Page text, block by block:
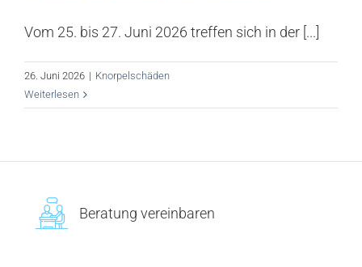
Vom 25. bis 27. Juni 2026 treffen sich in der [...]
26. Juni 2026 | Knorpelschäden
Weiterlesen
Beratung vereinbaren